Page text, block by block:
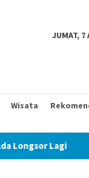
JUMAT, 7
Wisata
Talud